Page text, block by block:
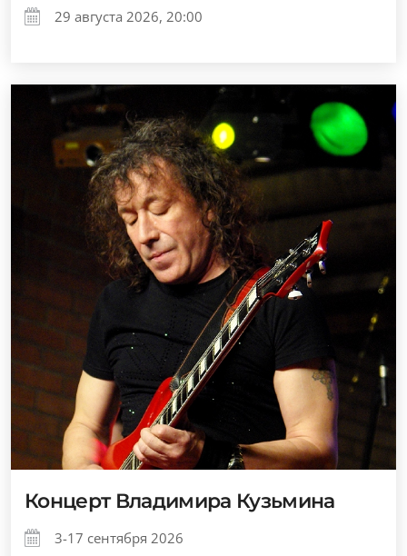
29 августа 2026, 20:00
Концерт Владимира Кузьмина
3-17 сентября 2026